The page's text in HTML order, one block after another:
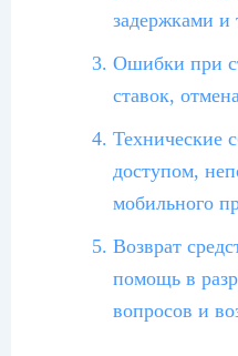
задержками
Ошибки при
ставок,
Технические
доступом,
мобильного
Возврат
помощь в
вопросов и